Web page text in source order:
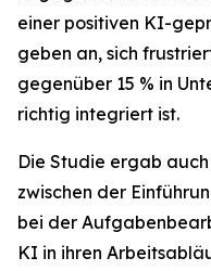
einer positiven KI-
geben an, sich
gegenüber 15 % in
richtig integriert ist.
Die Studie ergab
zwischen der
bei der
KI in ihren